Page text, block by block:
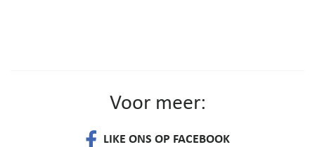
Voor meer:
LIKE ONS OP FACEBOOK